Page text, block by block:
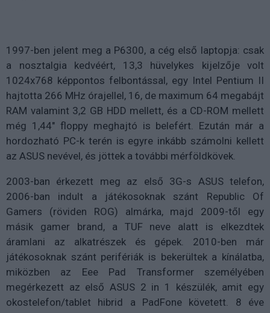
1997-ben jelent meg a P6300, a cég első laptopja: csak
a nosztalgia kedvéért, 13,3 hüvelykes kijelzője volt
1024x768 képpontos felbontással, egy Intel Pentium II
hajtotta 266 MHz órajellel, 16, de maximum 64 megabájt
RAM valamint 3,2 GB HDD mellett, és a CD-ROM mellett
még 1,44" floppy meghajtó is belefért. Ezután már a
hordozható PC-k terén is egyre inkább számolni kellett
az ASUS nevével, és jöttek a további mérföldkövek.
2003-ban érkezett meg az első 3G-s ASUS telefon,
2006-ban indult a játékosoknak szánt Republic Of
Gamers (röviden ROG) almárka, majd 2009-től egy
másik gamer brand, a TUF neve alatt is elkezdtek
áramlani az alkatrészek és gépek. 2010-ben már
játékosoknak szánt perifériák is bekerültek a kínálatba,
miközben az Eee Pad Transformer személyében
megérkezett az első ASUS 2 in 1 készülék, amit egy
okostelefon/tablet hibrid a PadFone követett. 8 éve